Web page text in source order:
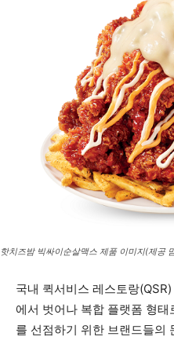
핫치즈밤 빅싸이순살맥스 제품 이미지(제공
국내 퀵서비스 레스토랑
에서 벗어나 복합 플랫폼 형
를 선점하기 위한 브랜드들의